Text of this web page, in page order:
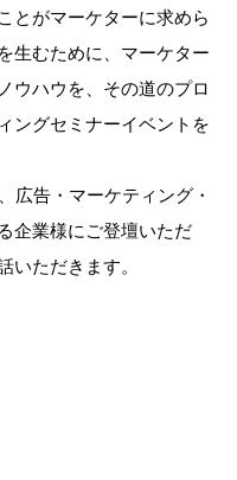
とがマーケターに求めら
生むために、マーケター
ウハウを、その道のプロ
ングセミナーイベントを
広告・マーケティング・
企業様にご登壇いただ
いただきます。